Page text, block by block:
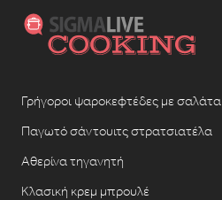
Γρήγοροι ψαροκεφτέδες με σαλάτα
Παγωτό σάντουιτς στρατσιατέλα
Αθερίνα τηγανητή
Κλασική κρεμ μπρουλέ